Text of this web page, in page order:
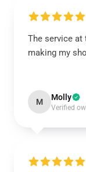
The service at
making my
M Molly
Verified